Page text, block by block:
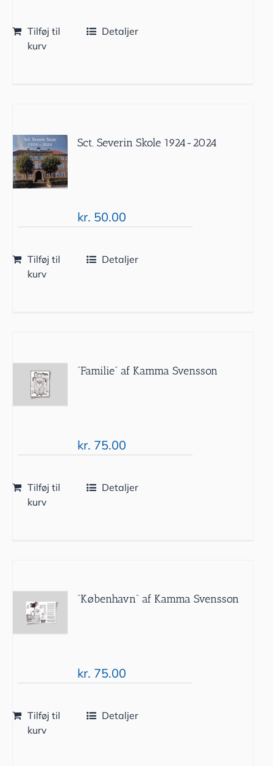
Tilføj til
kurv
Detaljer
Sct. Severin Skole 1924-2024
kr. 50.00
Tilføj til
kurv
Detaljer
”Familie” af Kamma Svensson
kr. 75.00
Tilføj til
kurv
Detaljer
”København” af Kamma Svensson
kr. 75.00
Tilføj til
kurv
Detaljer